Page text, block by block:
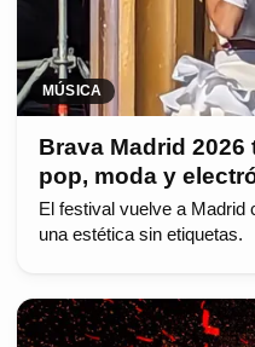
MÚSICA
Brava Madrid
pop, moda y
El festival vuelve a Madrid
una estética sin etiquetas.